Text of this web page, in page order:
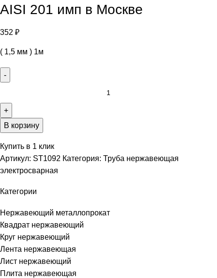
Категории
Нержавеющий металлопрокат
Квадрат нержавеющий
Круг нержавеющий
Лента нержавеющая
Лист нержавеющий
Плита нержавеющая
AISI 201 имп в Москве
352 ₽
( 1,5 мм ) 1м
В корзину
Купить в 1 клик
Артикул: ST1092 Категория: Труба нержавеющая
электросварная